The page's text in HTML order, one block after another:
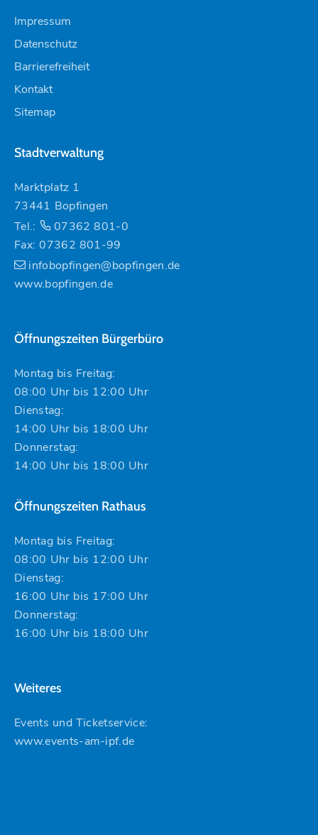
Impressum
Datenschutz
Barrierefreiheit
Kontakt
Sitemap
Stadtverwaltung
Marktplatz 1
73441 Bopfingen
Tel.:
07362 801-0
Fax: 07362 801-99
infobopfingen@bopfingen.de
www.bopfingen.de
Öffnungszeiten Bürgerbüro
Montag bis Freitag:
08:00 Uhr bis 12:00 Uhr
Dienstag:
14:00 Uhr bis 18:00 Uhr
Donnerstag:
14:00 Uhr bis 18:00 Uhr
Öffnungszeiten Rathaus
Montag bis Freitag:
08:00 Uhr bis 12:00 Uhr
Dienstag:
16:00 Uhr bis 17:00 Uhr
Donnerstag:
16:00 Uhr bis 18:00 Uhr
Weiteres
Events und Ticketservice:
www.events-am-ipf.de